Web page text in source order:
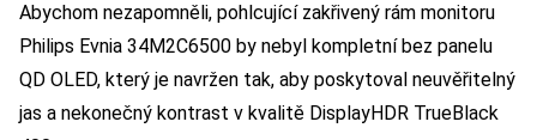
Abychom nezapomněli, pohlcující zakřivený rám monitoru
Philips Evnia 34M2C6500 by nebyl kompletní bez panelu
QD OLED, který je navržen tak, aby poskytoval neuvěřitelný
jas a nekonečný kontrast v kvalitě DisplayHDR TrueBlack